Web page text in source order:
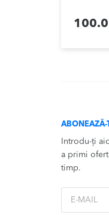
ABONEAZĂ-
Introdu-ți
a primi
timp.